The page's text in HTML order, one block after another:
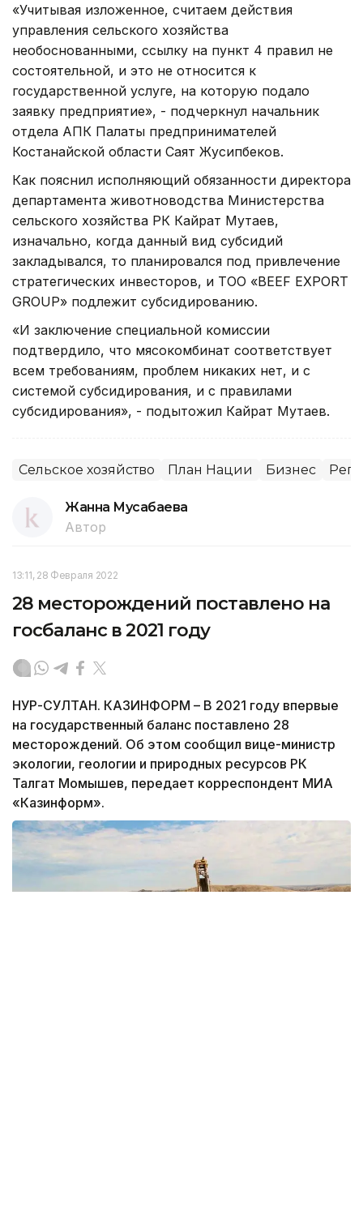
«Учитывая изложенное, считаем действия
управления сельского хозяйства
необоснованными, ссылку на пункт 4 правил не
состоятельной, и это не относится к
государственной услуге, на которую подало
заявку предприятие», - подчеркнул начальник
отдела АПК Палаты предпринимателей
Костанайской области Саят Жусипбеков.
Как пояснил исполняющий обязанности директора
департамента животноводства Министерства
сельского хозяйства РК Кайрат Мутаев,
изначально, когда данный вид субсидий
закладывался, то планировался под привлечение
стратегических инвесторов, и ТОО «BEEF EXPORT
GROUP» подлежит субсидированию.
«И заключение специальной комиссии
подтвердило, что мясокомбинат соответствует
всем требованиям, проблем никаких нет, и с
системой субсидирования, и с правилами
субсидирования», - подытожил Кайрат Мутаев.
Сельское хозяйство План Нации Бизнес
Жанна Мусабаева
Автор
13:11, 28 Февраля 2022
28 месторождений поставлено на
госбаланс в 2021 году
НУР-СУЛТАН. КАЗИНФОРМ – В 2021 году впервые
на государственный баланс поставлено 28
месторождений. Об этом сообщил вице-министр
экологии, геологии и природных ресурсов РК
Талгат Момышев, передает корреспондент МИА
«Казинформ».